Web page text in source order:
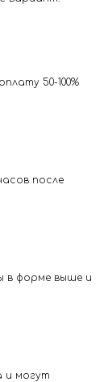
50-100%
после
в форме выше и
и могут